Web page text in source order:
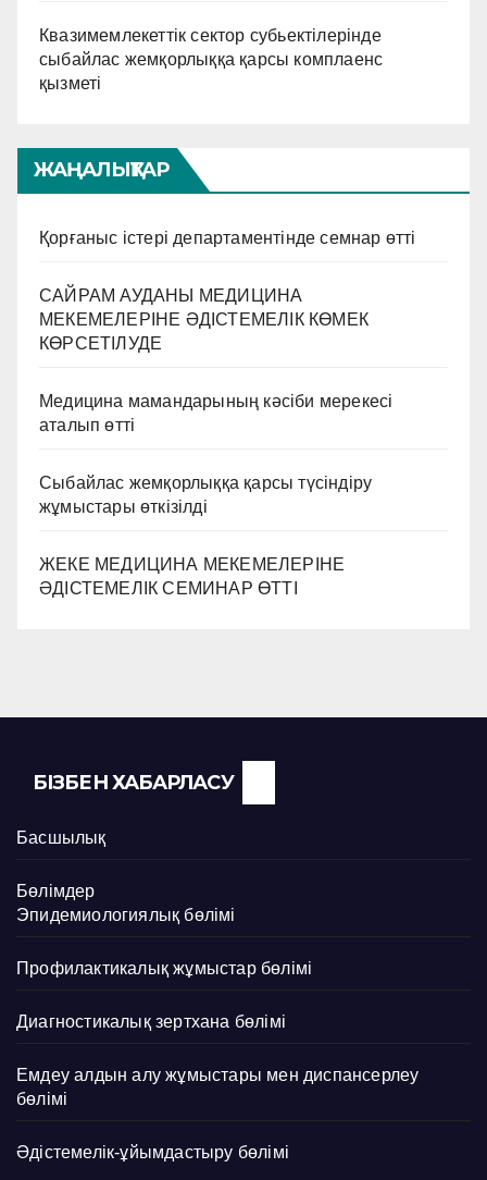
Квазимемлекеттік сектор субьектілерінде
сыбайлас жемқорлыққа қарсы комплаенс
қызметі
ЖАҢАЛЫҚТАР
Қорғаныс істері департаментінде семнар өтті
САЙРАМ АУДАНЫ МЕДИЦИНА
МЕКЕМЕЛЕРІНЕ ӘДІСТЕМЕЛІК КӨМЕК
КӨРСЕТІЛУДЕ
Медицина мамандарының кәсіби мерекесі
аталып өтті
Сыбайлас жемқорлыққа қарсы түсіндіру
жұмыстары өткізілді
ЖЕКЕ МЕДИЦИНА МЕКЕМЕЛЕРІНЕ
ӘДІСТЕМЕЛІК СЕМИНАР ӨТТІ
БІЗБЕН ХАБАРЛАСУ
Басшылық
Бөлімдер
Эпидемиологиялық бөлімі
Профилактикалық жұмыстар бөлімі
Диагностикалық зертхана бөлімі
Емдеу алдын алу жұмыстары мен диспансерлеу
бөлімі
Әдістемелік-ұйымдастыру бөлімі